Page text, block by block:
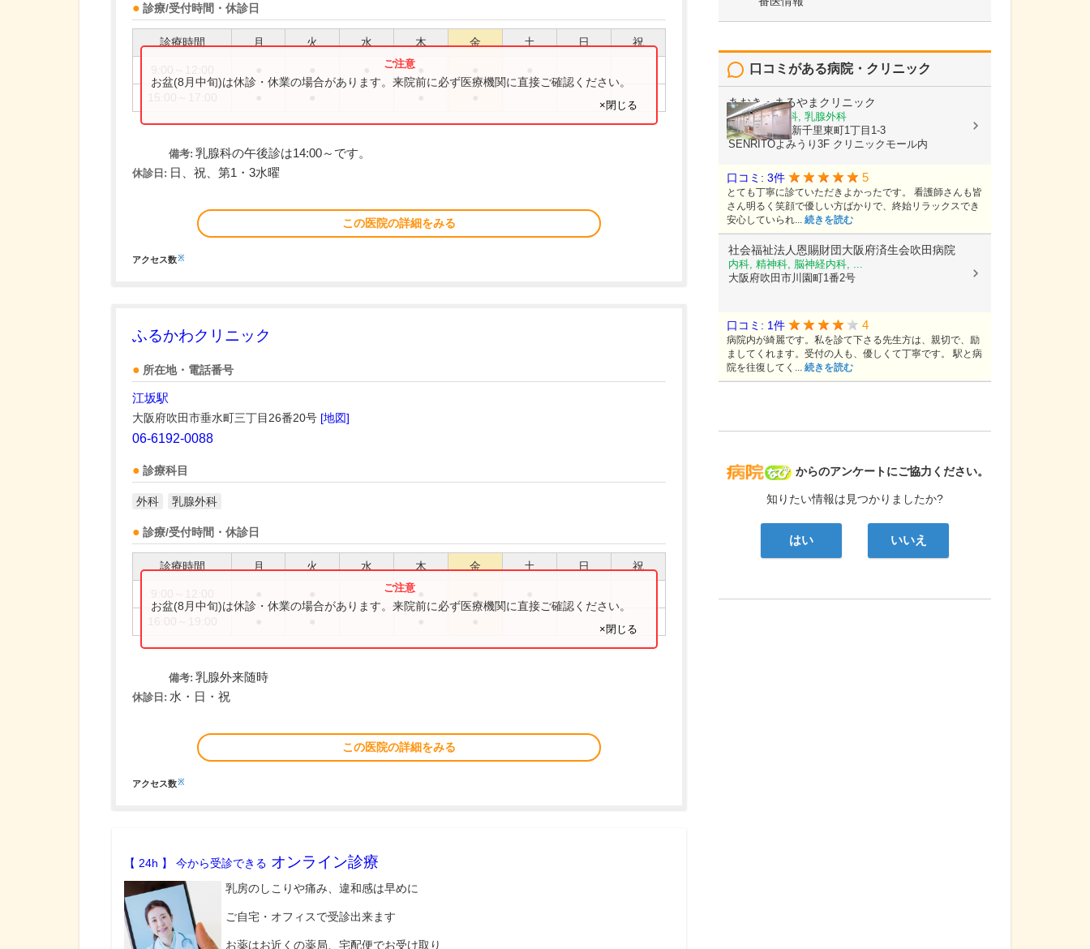
診療/受付時間・休診日
診療時間 月 火 水 木 金 土 日 祝
お盆(8月中旬)は休診・休業の場合があります。来院前に必ず医療機関に直接ご確認ください。
×閉じる
備考: 乳腺科の午後診は14:00～です。
休診日: 日、祝、第1・3水曜
この医院の詳細をみる
アクセス数※
ふるかわクリニック
所在地・電話番号
江坂駅
大阪府吹田市垂水町三丁目26番20号 [地図]
06-6192-0088
診療科目
外科 乳腺外科
診療/受付時間・休診日
診療時間 月 火 水 木 金 土 日 祝
お盆(8月中旬)は休診・休業の場合があります。来院前に必ず医療機関に直接ご確認ください。
×閉じる
備考: 乳腺外来随時
休診日: 水・日・祝
この医院の詳細をみる
アクセス数※
【 24h 】 今から受診できる オンライン診療
乳房のしこりや痛み、違和感は早めに
ご自宅・オフィスで受診出来ます
お薬はお近くの薬局、宅配便でお受け取り
病院なび
からのアンケートにご協力ください。
知りたい情報は見つかりましたか?
はい いいえ
口コミがある病院・クリニック
あおき・まるやまクリニック
内科, 消化器科, 乳腺外科
大阪府豊中市新千里東町1丁目1-3
SENRITOよみうり3F クリニックモール内
口コミ: 3件 5
とても丁寧に診ていただきよかったです。 看護師さんも皆
さん明るく笑顔で優しい方ばかりで、終始リラックスでき
安心していられ... 続きを読む
社会福祉法人恩賜財団大阪府済生会吹田病院
内科, 精神科, 脳神経内科, ...
大阪府吹田市川園町1番2号
口コミ: 1件 4
病院内が綺麗です。私を診て下さる先生方は、親切で、励
ましてくれます。受付の人も、優しくて丁寧です。 駅と病
院を往復してく... 続きを読む